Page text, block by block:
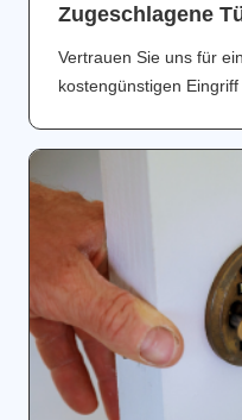
Zugeschlagene
Vertrauen Sie uns für
kostengünstigen